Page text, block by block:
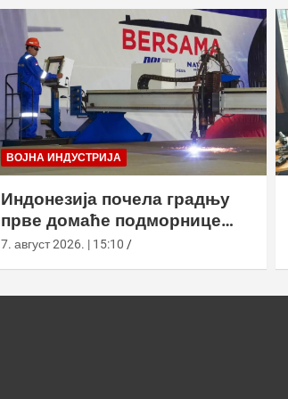
ВОЈНА ИНДУСТРИЈА
Индонезија почела градњу
прве домаће подморнице
класе Сцорпèне
7. август 2026. | 15:10